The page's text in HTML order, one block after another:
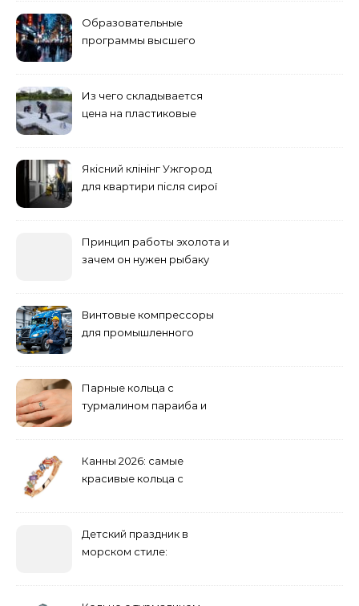
Образовательные
программы высшего
Из чего складывается
цена на пластиковые
Якісний клінінг Ужгород
для квартири після сирої
Принцип работы эхолота и
зачем он нужен рыбаку
Винтовые компрессоры
для промышленного
Парные кольца с
турмалином параиба и
Канны 2026: самые
красивые кольца с
Детский праздник в
морском стиле: